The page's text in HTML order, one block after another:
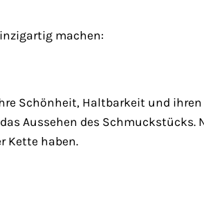
machen:
Schönheit, Haltbarkeit und
Aussehen des Schmuckstücks.
Kette haben.